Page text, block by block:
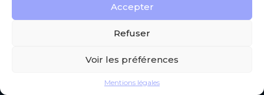
Accepter
Refuser
Voir les préférences
Mentions légales
Principale
190 rue Gustave Eiffel Verneuil sur Avre – 27130
VERNEUIL D’AVRE ET D’ITON
PLAN DU SITE
Conception et réalisation